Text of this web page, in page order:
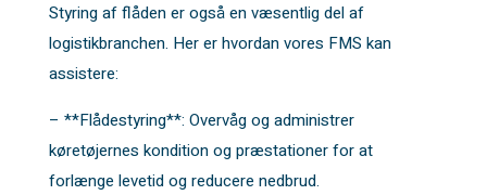
Styring af flåden er også en væsentlig del af
logistikbranchen. Her er hvordan vores FMS kan
assistere:
– **Flådestyring**: Overvåg og administrer
køretøjernes kondition og præstationer for at
forlænge levetid og reducere nedbrud.